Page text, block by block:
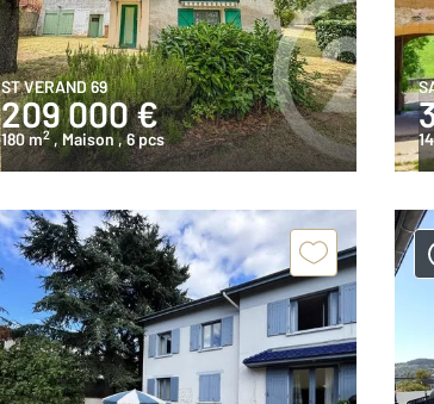
ST VERAND 69
209 000 €
180 m2 , Maison , 6 pcs